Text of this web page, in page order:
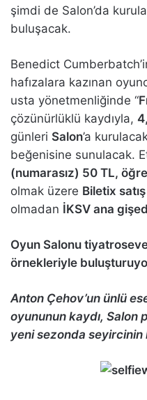
şimdi de Salon’da
buluşacak.
Benedict
hafızalara kazınan
usta yönetmenliğinde “
çözünürlüklü kaydıyla,
günleri Salon’a
beğenisine sunulacak.
(numarasız) 50 TL,
olmak üzere Biletix
olmadan İKSV ana
Oyun Salonu
örnekleriyle
Anton Çehov’un ünlü
oyununun kaydı,
yeni sezonda seyircinin